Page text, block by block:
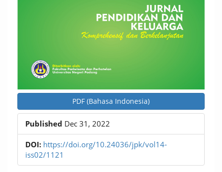
PDF (Bahasa Indonesia)
Published Dec 31, 2022
DOI: https://doi.org/10.24036/jpk/vol14-
iss02/1121